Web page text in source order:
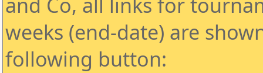
weeks (end-date) are
following button: